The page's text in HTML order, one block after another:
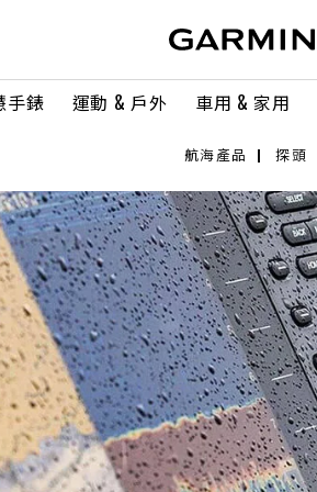
手錶 運動 & 戶外 車用 & 家用
航海產品 探頭